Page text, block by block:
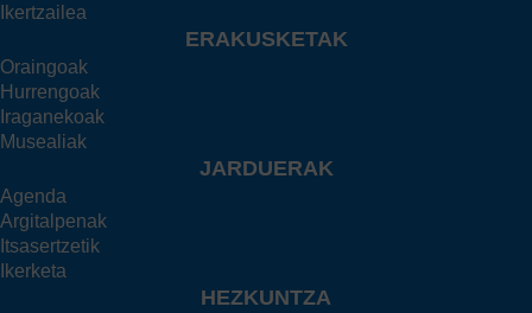
Ikertzailea
ERAKUSKETAK
Oraingoak
Hurrengoak
Iraganekoak
Musealiak
JARDUERAK
Agenda
Argitalpenak
Itsasertzetik
Ikerketa
HEZKUNTZA